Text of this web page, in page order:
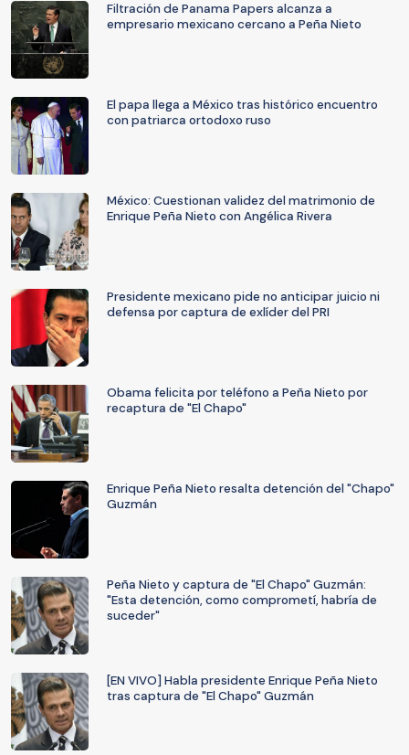
Filtración de Panama Papers alcanza a
empresario mexicano cercano a Peña Nieto
El papa llega a México tras histórico encuentro
con patriarca ortodoxo ruso
México: Cuestionan validez del matrimonio de
Enrique Peña Nieto con Angélica Rivera
Presidente mexicano pide no anticipar juicio ni
defensa por captura de exlíder del PRI
Obama felicita por teléfono a Peña Nieto por
recaptura de "El Chapo"
Enrique Peña Nieto resalta detención del "Chapo"
Guzmán
Peña Nieto y captura de "El Chapo" Guzmán:
"Esta detención, como comprometí, habría de
suceder"
[EN VIVO] Habla presidente Enrique Peña Nieto
tras captura de "El Chapo" Guzmán